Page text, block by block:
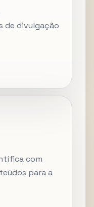
divulgação
com
para a